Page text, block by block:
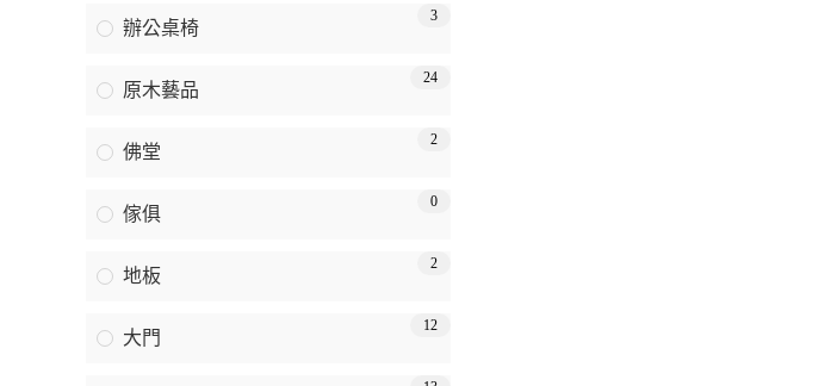
辦公桌椅
3
原木藝品
24
佛堂
2
傢俱
0
地板
2
大門
12